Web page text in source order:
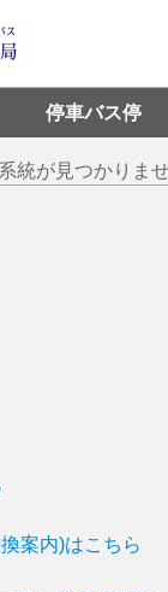
停車バス停
統が見つかりま
案内)はこちら